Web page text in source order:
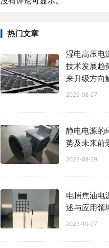
热门文章
湿电高压电
技术发展趋
来升级方向
2026-08-07
静电电源的
势及未来前
2023-08-29
电捕焦油电
述与应用领
2023-10-07